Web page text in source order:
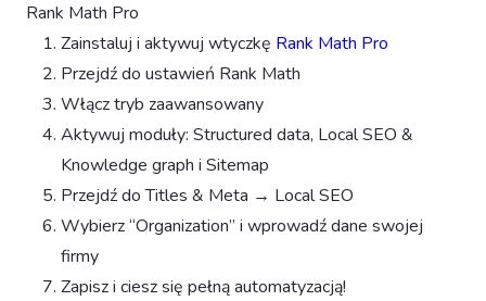
Rank Math Pro
Zainstaluj i aktywuj wtyczkę Rank Math Pro
Przejdź do ustawień Rank Math
Włącz tryb zaawansowany
Aktywuj moduły: Structured data, Local SEO &
Knowledge graph i Sitemap
Przejdź do Titles & Meta → Local SEO
Wybierz “Organization” i wprowadź dane swojej
firmy
Zapisz i ciesz się pełną automatyzacją!